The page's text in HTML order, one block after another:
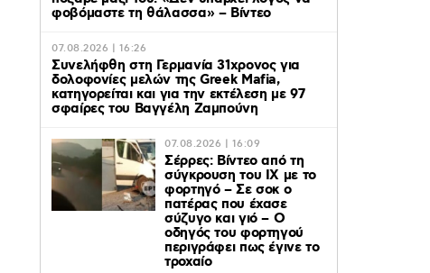
φοβόμαστε τη θάλασσα» – Βίντεο
07.08.2026 | 16:26
Συνελήφθη στη Γερμανία 31χρονος για
δολοφονίες μελών της Greek Mafia,
κατηγορείται και για την εκτέλεση με 97
σφαίρες του Βαγγέλη Ζαμπούνη
07.08.2026 | 16:09
Σέρρες: Βίντεο από τη
σύγκρουση του ΙΧ με το
φορτηγό – Σε σοκ ο
πατέρας που έχασε
σύζυγο και γιό – Ο
οδηγός του φορτηγού
περιγράφει πως έγινε το
τροχαίο